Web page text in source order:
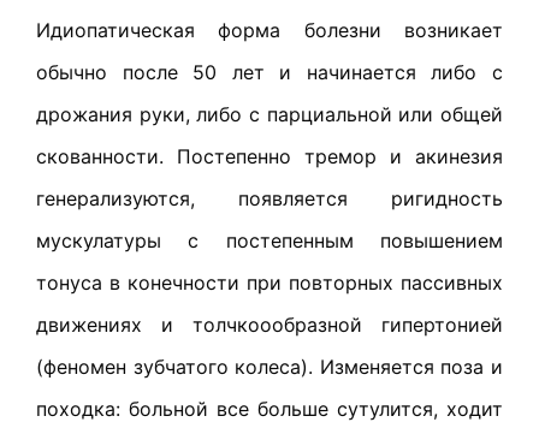
Идиопатическая форма болезни возникает
обычно после 50 лет и начинается либо с
дрожания руки, либо с парциальной или общей
скованности. Постепенно тремор и акинезия
генерализуются, появляется ригидность
мускулатуры с постепенным повышением
тонуса в конечности при повторных пассивных
движениях и толчкоообразной гипертонией
(феномен зубчатого колеса). Изменяется поза и
походка: больной все больше сутулится, ходит